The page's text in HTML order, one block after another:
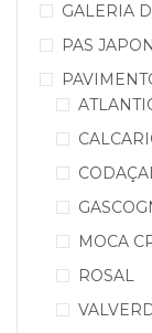
GALERIA
PAS
MOCA
ROSAL